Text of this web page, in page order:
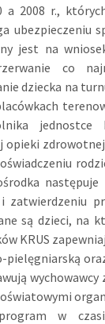
a 2008 r.,
ubezpieczeniu
jest na
co
dziecka na
jednostce
opieki
zatwierdzeniu
są dzieci, na
KRUS
pielęgniarską
w